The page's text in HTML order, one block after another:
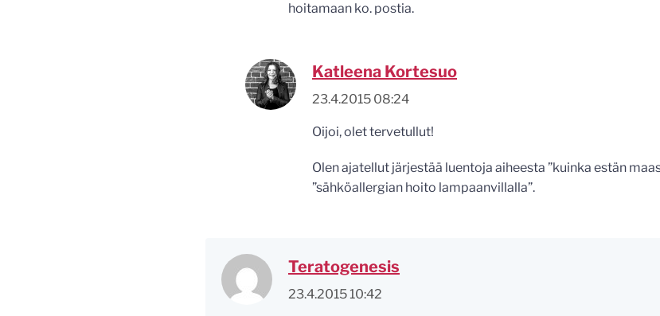
hoitamaan ko. postia.
Katleena Kortesuo
23.4.2015 08:24
Oijoi, olet tervetullut!
Olen ajatellut järjestää luentoja aiheesta ”kuinka estän
”sähköallergian hoito lampaanvillalla”.
Teratogenesis
23.4.2015 10:42